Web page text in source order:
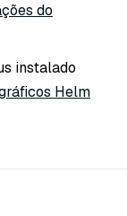
do
instalado
Helm